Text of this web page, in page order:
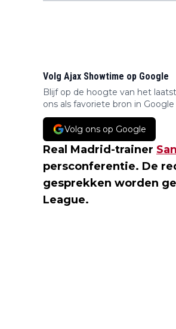
Volg Ajax Showtime op Google
Blijf op de hoogte van het
ons als favoriete bron in
Volg ons op Google
Real Madrid-trainer
persconferentie. De
gesprekken worden
League.